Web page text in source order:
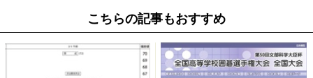
こちらの記事もおすすめ